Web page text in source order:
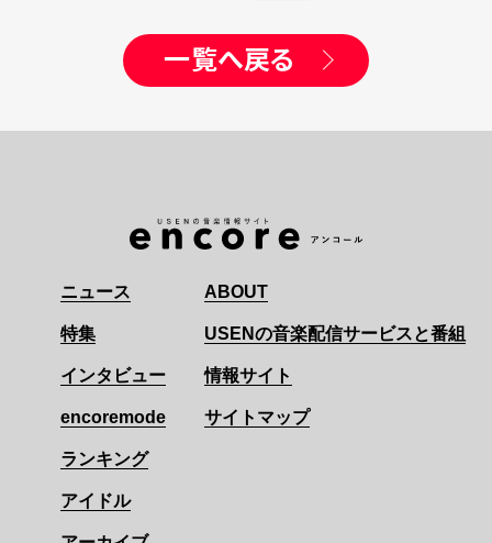
一覧へ戻る
ニュース
特集
インタビュー
encoremode
ランキング
アイドル
ABOUT
USENの音楽配信サービスと番組
情報サイト
サイトマップ